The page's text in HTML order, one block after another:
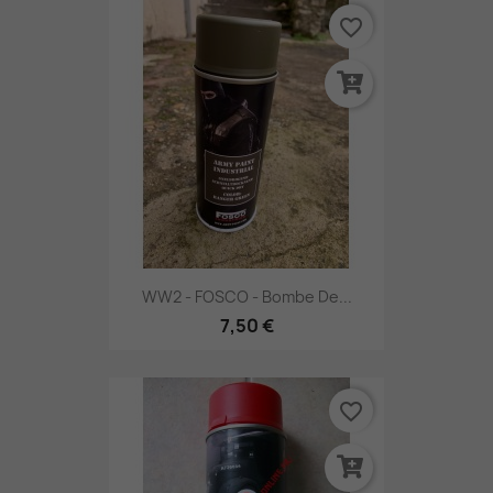
WW2 - FOSCO - Bombe De...
7,50 €
favorite_border
favorite_border